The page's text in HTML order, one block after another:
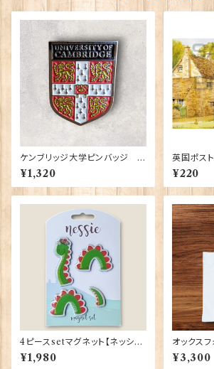
ケンブリッジ大学ピンバッジ El
gate Products 90416
¥1,320
英国ポス
s】
¥220
4ピースsetマグネット【ネッシ
ー】 Eurostick 90407-Nes
sie
¥1,980
オックス
グ
¥3,300